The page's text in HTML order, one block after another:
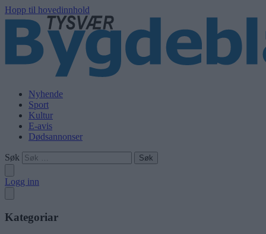
Hopp til hovedinnhold
Nyhende
Sport
Kultur
E-avis
Dødsannonser
Søk
Logg inn
Kategoriar